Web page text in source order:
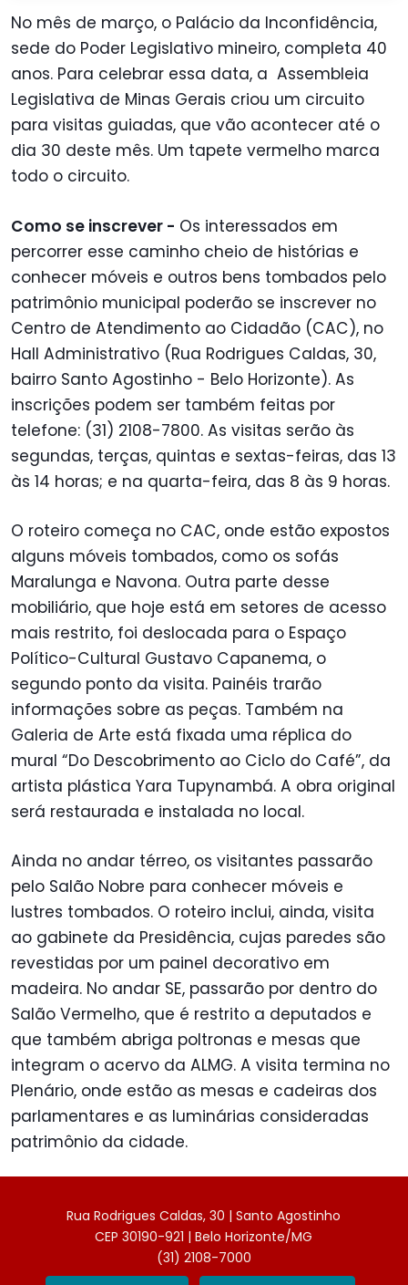
No mês de março, o Palácio da Inconfidência,
sede do Poder Legislativo mineiro, completa 40
anos. Para celebrar essa data, a Assembleia
Legislativa de Minas Gerais criou um circuito
para visitas guiadas, que vão acontecer até o
dia 30 deste mês. Um tapete vermelho marca
todo o circuito.
Como se inscrever - Os interessados em
percorrer esse caminho cheio de histórias e
conhecer móveis e outros bens tombados pelo
patrimônio municipal poderão se inscrever no
Centro de Atendimento ao Cidadão (CAC), no
Hall Administrativo (Rua Rodrigues Caldas, 30,
bairro Santo Agostinho - Belo Horizonte). As
inscrições podem ser também feitas por
telefone: (31) 2108-7800. As visitas serão às
segundas, terças, quintas e sextas-feiras, das 13
às 14 horas; e na quarta-feira, das 8 às 9 horas.
O roteiro começa no CAC, onde estão expostos
alguns móveis tombados, como os sofás
Maralunga e Navona. Outra parte desse
mobiliário, que hoje está em setores de acesso
mais restrito, foi deslocada para o Espaço
Político-Cultural Gustavo Capanema, o
segundo ponto da visita. Painéis trarão
informações sobre as peças. Também na
Galeria de Arte está fixada uma réplica do
mural “Do Descobrimento ao Ciclo do Café”, da
artista plástica Yara Tupynambá. A obra original
será restaurada e instalada no local.
Ainda no andar térreo, os visitantes passarão
pelo Salão Nobre para conhecer móveis e
lustres tombados. O roteiro inclui, ainda, visita
ao gabinete da Presidência, cujas paredes são
revestidas por um painel decorativo em
madeira. No andar SE, passarão por dentro do
Salão Vermelho, que é restrito a deputados e
que também abriga poltronas e mesas que
integram o acervo da ALMG. A visita termina no
Plenário, onde estão as mesas e cadeiras dos
parlamentares e as luminárias consideradas
patrimônio da cidade.
Rua Rodrigues Caldas, 30 | Santo Agostinho
CEP 30190-921 | Belo Horizonte/MG
(31) 2108-7000